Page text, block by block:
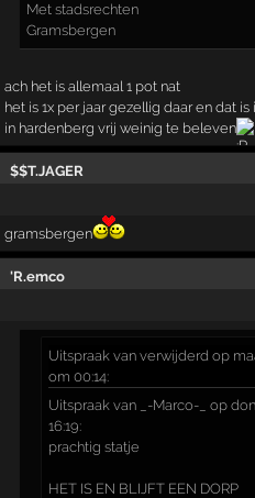
Met stadsrechten
Gramsbergen
ach het is allemaal 1 pot nat
het is 1x per jaar gezellig daar en dat
in hardenberg vrij weinig te beleven
$$T.JAGER
gramsbergen
'R.emco
Uitspraak van verwijderd op
om 00:14:
Uitspraak van _-Marco-_ op
16:19:
prachtig statje
HET IS EN BLIJFT EEN DORP